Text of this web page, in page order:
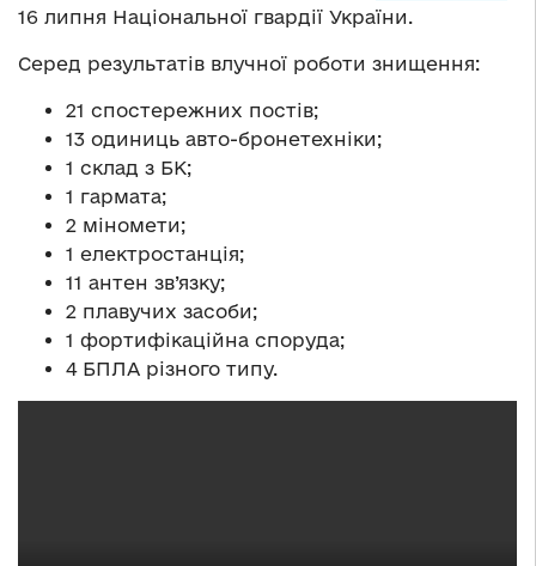
16 липня Національної гвардії України.
Серед результатів влучної роботи знищення:
21 спостережних постів;
13 одиниць авто-бронетехніки;
1 склад з БК;
1 гармата;
2 міномети;
1 електростанція;
11 антен зв’язку;
2 плавучих засоби;
1 фортифікаційна споруда;
4 БПЛА різного типу.